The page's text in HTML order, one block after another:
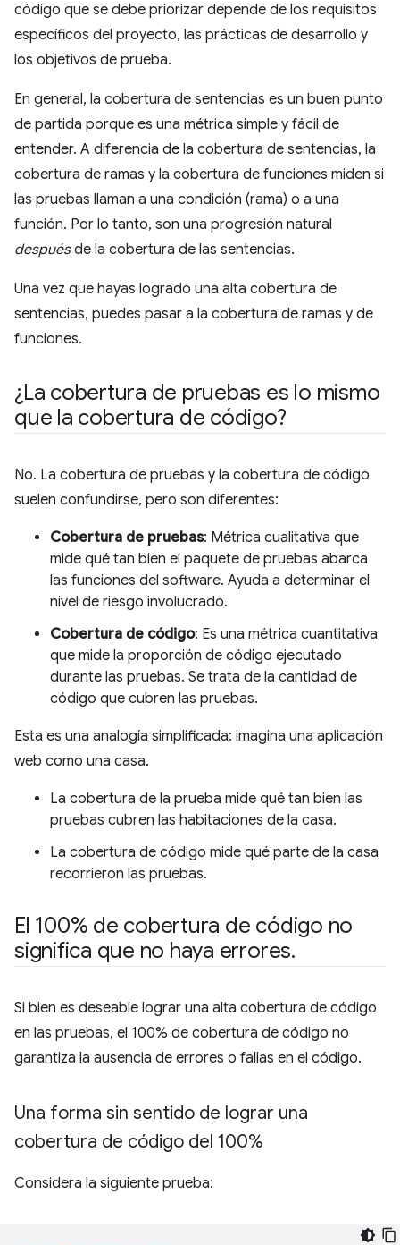
código que se debe priorizar depende de los requisitos
específicos del proyecto, las prácticas de desarrollo y
los objetivos de prueba.
En general, la cobertura de sentencias es un buen punto
de partida porque es una métrica simple y fácil de
entender. A diferencia de la cobertura de sentencias, la
cobertura de ramas y la cobertura de funciones miden si
las pruebas llaman a una condición (rama) o a una
función. Por lo tanto, son una progresión natural
despuésde la cobertura de las sentencias.
Una vez que hayas logrado una alta cobertura de
sentencias, puedes pasar a la cobertura de ramas y de
funciones.
¿La cobertura de pruebas es lo mismo
que la cobertura de código?
No. La cobertura de pruebas y la cobertura de código
suelen confundirse, pero son diferentes:
Cobertura de pruebas: Métrica cualitativa que
mide qué tan bien el paquete de pruebas abarca
las funciones del software. Ayuda a determinar el
nivel de riesgo involucrado.
Cobertura de código: Es una métrica cuantitativa
que mide la proporción de código ejecutado
durante las pruebas. Se trata de la cantidad de
código que cubren las pruebas.
Esta es una analogía simplificada: imagina una aplicación
web como una casa.
La cobertura de la prueba mide qué tan bien las
pruebas cubren las habitaciones de la casa.
La cobertura de código mide qué parte de la casa
recorrieron las pruebas.
El 100% de cobertura de código no
significa que no haya errores.
Si bien es deseable lograr una alta cobertura de código
en las pruebas, el 100% de cobertura de código no
garantiza la ausencia de errores o fallas en el código.
Una forma sin sentido de lograr una
cobertura de código del 100%
Considera la siguiente prueba: